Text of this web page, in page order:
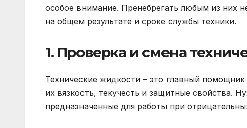
особое внимание. Пренебрегать любым из них
на общем результате и сроке службы техники.
1. Проверка и смена
Технические жидкости – это главный
их вязкость, текучесть и защитные свойства.
предназначенные для работы при